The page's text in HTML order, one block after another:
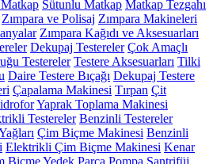
Sütunlu Matkap Matkap Tezgahı
Zımpara ve Polisaj Zımpara Makineleri
Zımpara Kağıdı ve Aksesuarları
Dekupaj Testereler Çok Amaçlı
Testereler Testere Aksesuarları Tilki
Daire Testere Bıçağı Dekupaj Testere
Çapalama Makinesi Tırpan Çit
Yaprak Toplama Makinesi
Testereler Benzinli Testereler
Çim Biçme Makinesi Benzinli
Elektrikli Çim Biçme Makinesi Kenar
Biçme Yedek Parça Pompa Santrifüj